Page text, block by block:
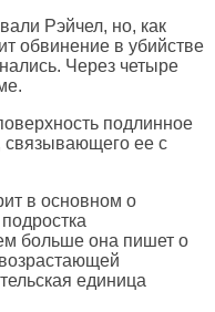
Рэйчел, но, как
обвинение в убийстве
Через четыре
подлинное
связывающего ее с
в основном о
больше она пишет о
единица